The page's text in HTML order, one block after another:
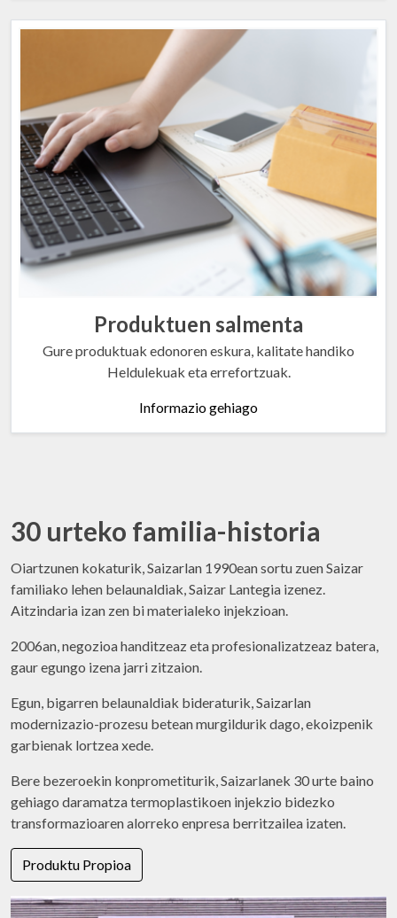
Produktuen salmenta
Gure produktuak edonoren eskura, kalitate handiko
Heldulekuak eta errefortzuak.
Informazio gehiago
30 urteko familia-historia
Oiartzunen kokaturik, Saizarlan 1990ean sortu zuen Saizar
familiako lehen belaunaldiak, Saizar Lantegia izenez.
Aitzindaria izan zen bi materialeko injekzioan.
2006an, negozioa handitzeaz eta profesionalizatzeaz batera,
gaur egungo izena jarri zitzaion.
Egun, bigarren belaunaldiak bideraturik, Saizarlan
modernizazio-prozesu betean murgildurik dago, ekoizpenik
garbienak lortzea xede.
Bere bezeroekin konprometiturik, Saizarlanek 30 urte baino
gehiago daramatza termoplastikoen injekzio bidezko
transformazioaren alorreko enpresa berritzailea izaten.
Produktu Propioa